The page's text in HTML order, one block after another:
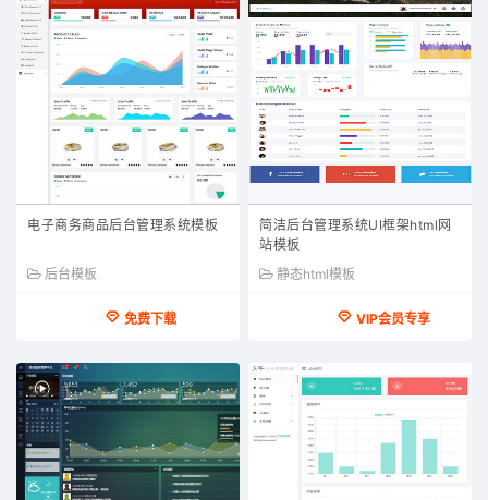
电子商务商品后台管理系统模板
后台模板
免费下载
简洁后台管理系统UI框架html网
站模板
静态html模板
VIP会员专享